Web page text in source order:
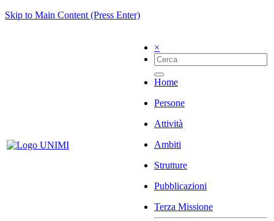
Skip to Main Content (Press Enter)
×
Home
Persone
Attività
Ambiti
Strutture
Pubblicazioni
Terza Missione